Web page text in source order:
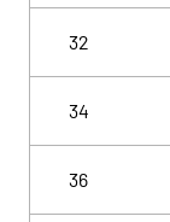
32
34
36